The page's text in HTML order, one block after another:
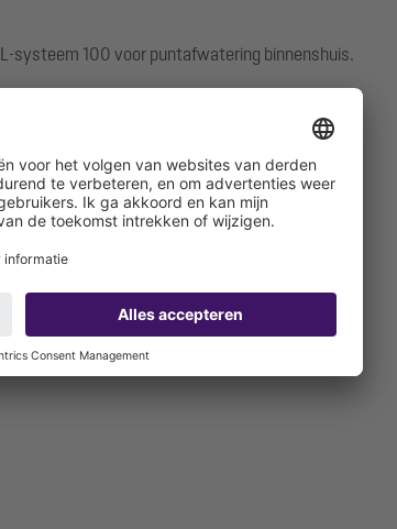
systeem 100 voor puntafwatering binnenshuis.